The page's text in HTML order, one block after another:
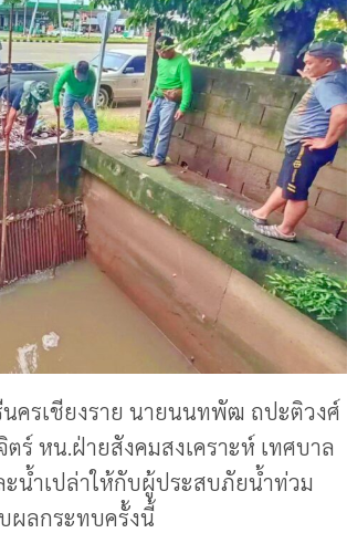
ครเชียงราย นายนนทพัฒ ถปะติวงศ์
ร์ หน.ฝ่ายสังคมสงเคราะห์ เทศบาล
น้ำเปล่าให้กับผู้ประสบภัยน้ำท่วม
ผลกระทบครั้งนี้